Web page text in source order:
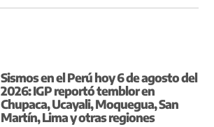
Sismos en el Perú hoy 6 de agosto del
2026: IGP reportó temblor en
Chupaca, Ucayali, Moquegua, San
Martín, Lima y otras regiones